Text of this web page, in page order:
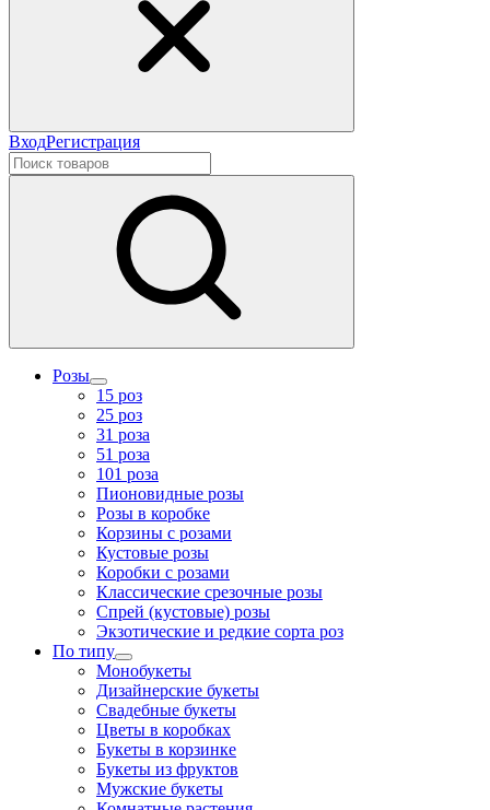
ВходРегистрация
Розы
15 роз
25 роз
31 роза
51 роза
101 роза
Пионовидные розы
Розы в коробке
Корзины с розами
Кустовые розы
Коробки с розами
Классические срезочные розы
Спрей (кустовые) розы
Экзотические и редкие сорта роз
По типу
Монобукеты
Дизайнерские букеты
Свадебные букеты
Цветы в коробках
Букеты в корзинке
Букеты из фруктов
Мужские букеты